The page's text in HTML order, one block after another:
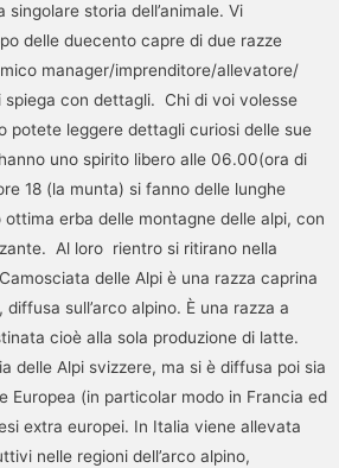
storia dell’animale. Vi
delle duecento capre di due razze
manager/imprenditore/allevatore/
spiega con dettagli. Chi di voi volesse
potete leggere dettagli curiosi delle sue
uno spirito libero alle 06.00(ora di
18 (la munta) si fanno delle lunghe
erba delle montagne delle alpi, con
Al loro rientro si ritirano nella
delle Alpi è una razza caprina
sull’arco alpino. È una razza a
cioè alla sola produzione di latte.
delle Alpi svizzere, ma si è diffusa poi sia
Europea (in particolar modo in Francia ed
extra europei. In Italia viene allevata
nelle regioni dell’arco alpino,